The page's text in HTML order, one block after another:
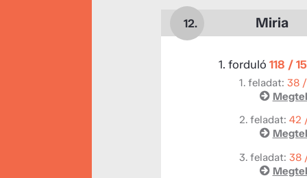
12. Miria
1. forduló 118 /
1. feladat: 38
2. feladat: 42
3. feladat: 38